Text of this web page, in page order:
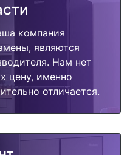
компания
являются
Нам нет
цену, именно
отличается.